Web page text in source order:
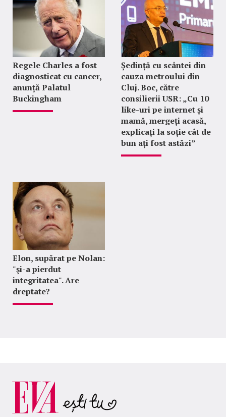
Regele Charles a fost
diagnosticat cu cancer,
anunță Palatul
Buckingham
Ședință cu scântei din
cauza metroului din
Cluj. Boc, către
consilierii USR: „Cu 10
like-uri pe internet și
mamă, mergeți acasă,
explicați la soție cât de
bun ați fost astăzi”
Elon, supărat pe Nolan:
"şi-a pierdut
integritatea". Are
dreptate?